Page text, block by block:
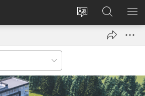
Vaihda
sivuston
Kirjaudu
(avaa
Hae
JW.ORG-
sivustolta